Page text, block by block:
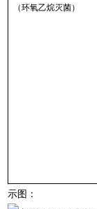
（环氧乙烷灭菌）
示图：